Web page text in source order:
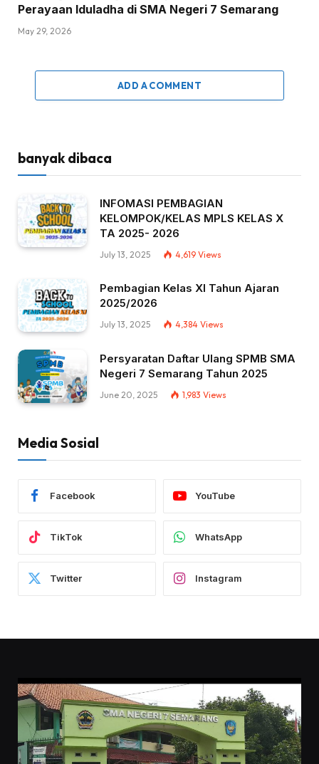
Perayaan Iduladha di SMA Negeri 7 Semarang
May 29, 2026
ADD A COMMENT
banyak dibaca
INFOMASI PEMBAGIAN
KELOMPOK/KELAS MPLS KELAS X
TA 2025- 2026
July 13, 2025 4,619 Views
Pembagian Kelas XI Tahun Ajaran
2025/2026
July 13, 2025 4,384 Views
Persyaratan Daftar Ulang SPMB SMA
Negeri 7 Semarang Tahun 2025
June 20, 2025 1,983 Views
Media Sosial
Facebook YouTube
TikTok WhatsApp
Twitter Instagram